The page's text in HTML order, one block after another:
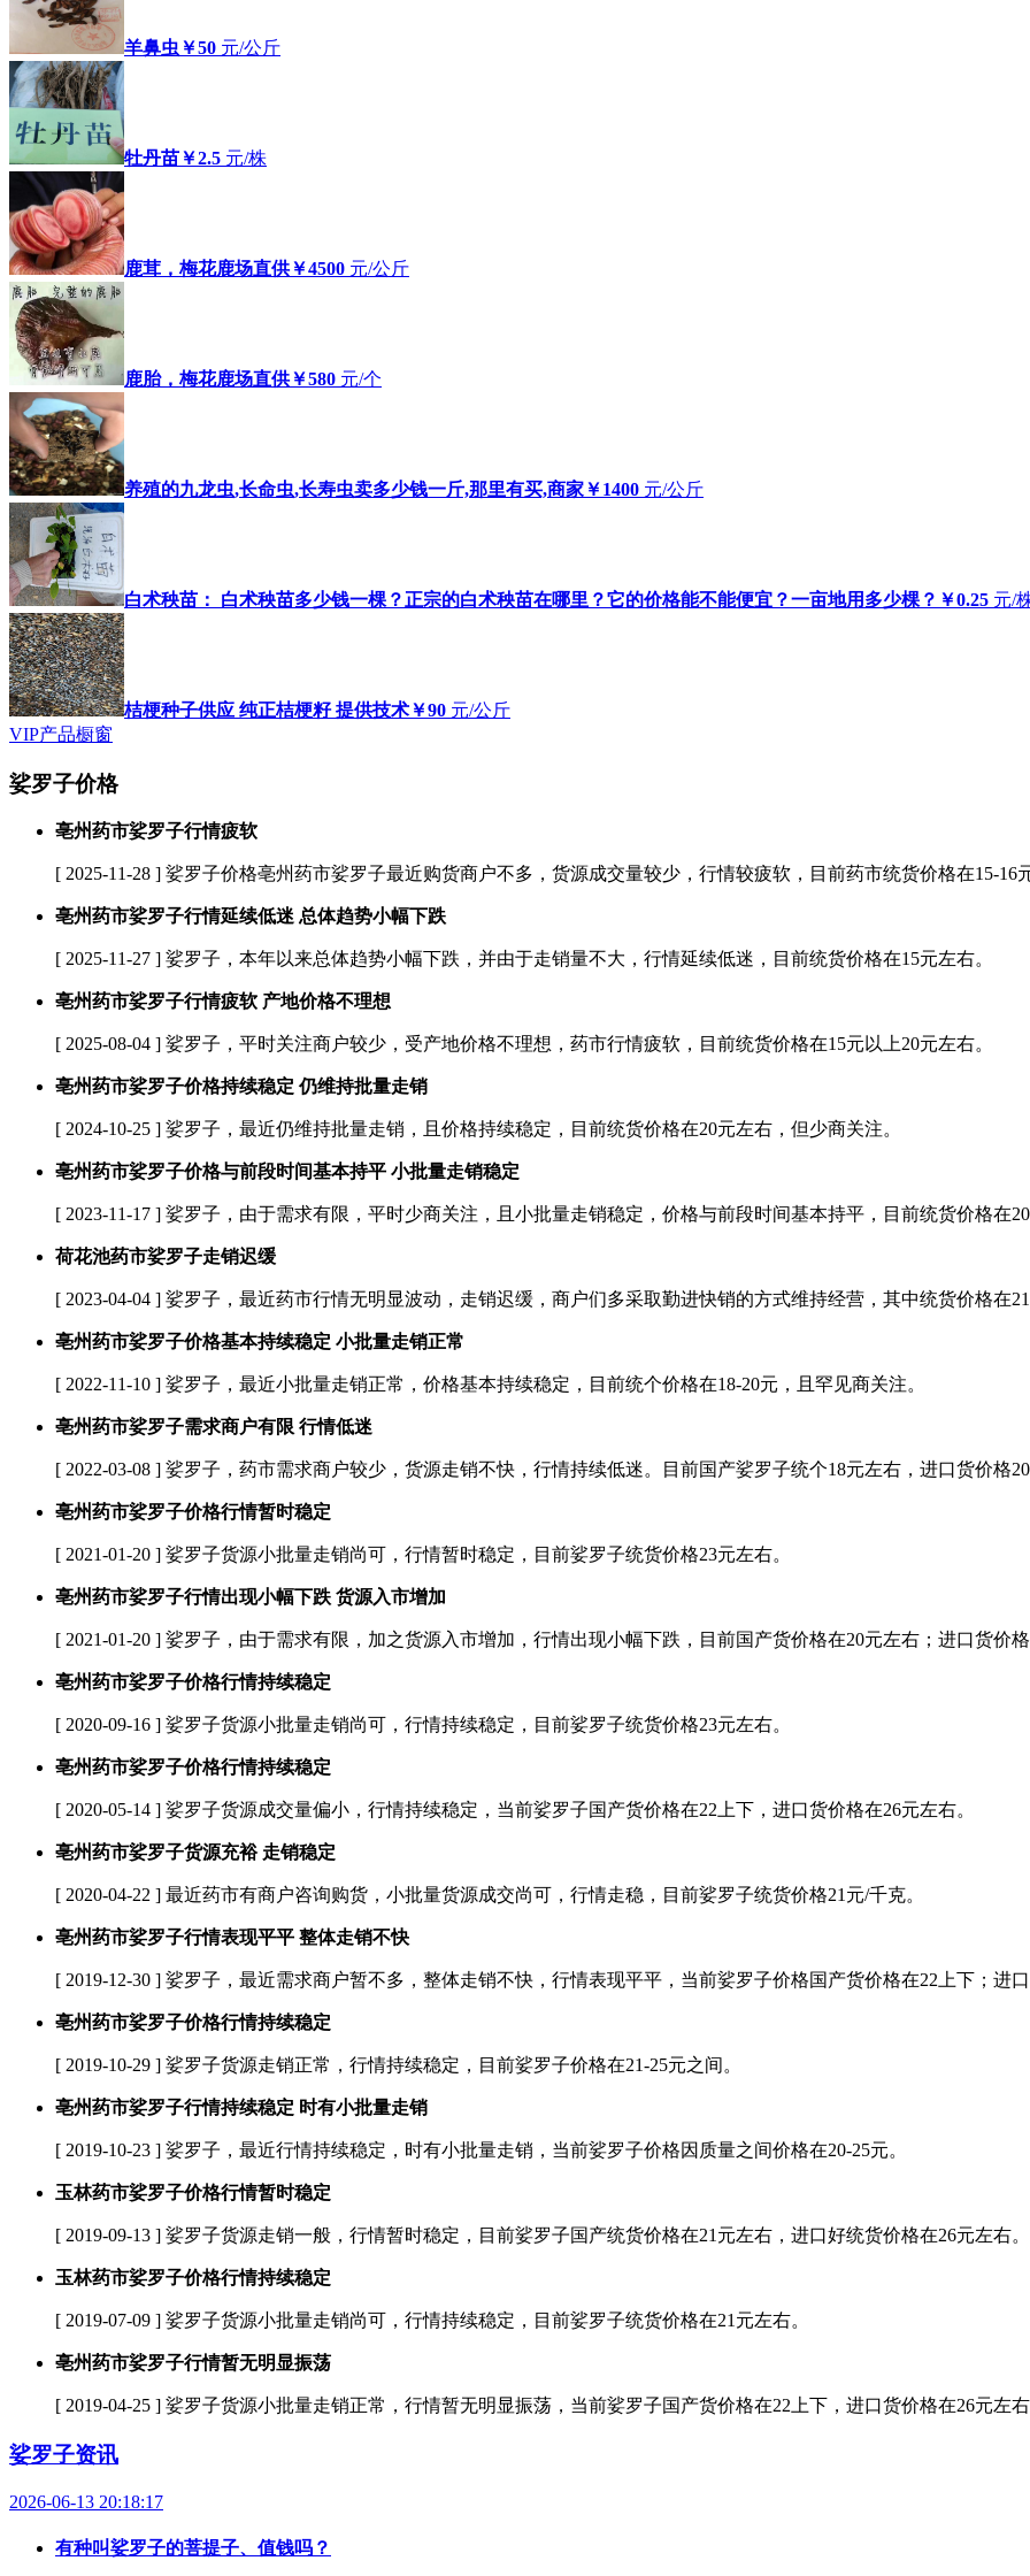
羊鼻虫 ￥50 元/公斤
牡丹苗￥2.5 元/株
鹿茸，梅花鹿场直供￥4500 元/公斤
鹿胎，梅花鹿场直供￥580 元/个
养殖的九龙虫,长命虫,长寿虫卖多少钱一斤,那里有买,商家￥1400 元/公斤
白术秧苗： 白术秧苗多少钱一棵？正宗的白术秧苗在哪里？它的价格能不能便宜？一亩地用多少棵？ ￥0.25 元/
桔梗种子供应 纯正桔梗籽 提供技术￥90 元/公斤
VIP产品橱窗
娑罗子价格
亳州药市娑罗子行情疲软
[ 2025-11-28 ] 娑罗子价格亳州药市娑罗子最近购货商户不多，货源成交量较少，行情较疲软，目前药市统货价格在15-16
亳州药市娑罗子行情延续低迷 总体趋势小幅下跌
[ 2025-11-27 ] 娑罗子，本年以来总体趋势小幅下跌，并由于走销量不大，行情延续低迷，目前统货价格在15元左右。
亳州药市娑罗子行情疲软 产地价格不理想
[ 2025-08-04 ] 娑罗子，平时关注商户较少，受产地价格不理想，药市行情疲软，目前统货价格在15元以上20元左右。
亳州药市娑罗子价格持续稳定 仍维持批量走销
[ 2024-10-25 ] 娑罗子，最近仍维持批量走销，且价格持续稳定，目前统货价格在20元左右，但少商关注。
亳州药市娑罗子价格与前段时间基本持平 小批量走销稳定
[ 2023-11-17 ] 娑罗子，由于需求有限，平时少商关注，且小批量走销稳定，价格与前段时间基本持平，目前统货价格在
荷花池药市娑罗子走销迟缓
[ 2023-04-04 ] 娑罗子，最近药市行情无明显波动，走销迟缓，商户们多采取勤进快销的方式维持经营，其中统货价格在
亳州药市娑罗子价格基本持续稳定 小批量走销正常
[ 2022-11-10 ] 娑罗子，最近小批量走销正常，价格基本持续稳定，目前统个价格在18-20元，且罕见商关注。
亳州药市娑罗子需求商户有限 行情低迷
[ 2022-03-08 ] 娑罗子，药市需求商户较少，货源走销不快，行情持续低迷。目前国产娑罗子统个18元左右，进口货价格
亳州药市娑罗子价格行情暂时稳定
[ 2021-01-20 ] 娑罗子货源小批量走销尚可，行情暂时稳定，目前娑罗子统货价格23元左右。
亳州药市娑罗子行情出现小幅下跌 货源入市增加
[ 2021-01-20 ] 娑罗子，由于需求有限，加之货源入市增加，行情出现小幅下跌，目前国产货价格在20元左右；进口货价
亳州药市娑罗子价格行情持续稳定
[ 2020-09-16 ] 娑罗子货源小批量走销尚可，行情持续稳定，目前娑罗子统货价格23元左右。
亳州药市娑罗子价格行情持续稳定
[ 2020-05-14 ] 娑罗子货源成交量偏小，行情持续稳定，当前娑罗子国产货价格在22上下，进口货价格在26元左右。
亳州药市娑罗子货源充裕 走销稳定
[ 2020-04-22 ] 最近药市有商户咨询购货，小批量货源成交尚可，行情走稳，目前娑罗子统货价格21元/千克。
亳州药市娑罗子行情表现平平 整体走销不快
[ 2019-12-30 ] 娑罗子，最近需求商户暂不多，整体走销不快，行情表现平平，当前娑罗子价格国产货价格在22上下；进
亳州药市娑罗子价格行情持续稳定
[ 2019-10-29 ] 娑罗子货源走销正常，行情持续稳定，目前娑罗子价格在21-25元之间。
亳州药市娑罗子行情持续稳定 时有小批量走销
[ 2019-10-23 ] 娑罗子，最近行情持续稳定，时有小批量走销，当前娑罗子价格因质量之间价格在20-25元。
玉林药市娑罗子价格行情暂时稳定
[ 2019-09-13 ] 娑罗子货源走销一般，行情暂时稳定，目前娑罗子国产统货价格在21元左右，进口好统货价格在26元左右。
玉林药市娑罗子价格行情持续稳定
[ 2019-07-09 ] 娑罗子货源小批量走销尚可，行情持续稳定，目前娑罗子统货价格在21元左右。
亳州药市娑罗子行情暂无明显振荡
[ 2019-04-25 ] 娑罗子货源小批量走销正常，行情暂无明显振荡，当前娑罗子国产货价格在22上下，进口货价格在26元左
娑罗子资讯
2026-06-13 20:18:17
有种叫娑罗子的菩提子、值钱吗？